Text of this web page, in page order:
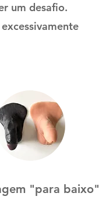
um desafio.
"para baixo"